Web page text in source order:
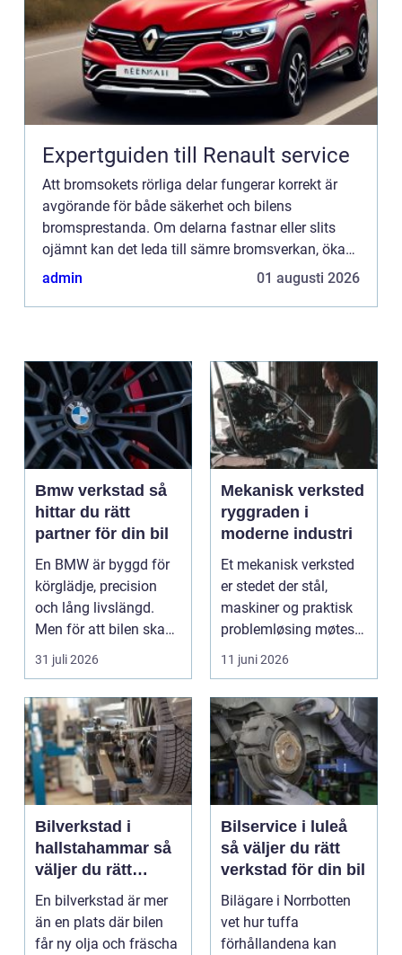
Expertguiden till Renault service
Att bromsokets rörliga delar fungerar korrekt är
avgörande för både säkerhet och bilens
bromsprestanda. Om delarna fastnar eller slits
ojämnt kan det leda till sämre bromsverkan, ökad
däckslitage och...
admin 01 augusti 2026
Bmw verkstad så
hittar du rätt
partner för din bil
En BMW är byggd för
körglädje, precision
och lång livslängd.
Men för att bilen ska
fortsätta leverer...
31 juli 2026
Mekanisk verksted
ryggraden i
moderne industri
Et mekanisk verksted
er stedet der stål,
maskiner og praktisk
problemløsing møtes.
Her blir ødelagte...
11 juni 2026
Bilverkstad i
hallstahammar så
väljer du rätt
verkstad för din bil
En bilverkstad är mer
än en plats där bilen
får ny olja och fräscha
Bilservice i luleå
så väljer du rätt
verkstad för din bil
Bilägare i Norrbotten
vet hur tuffa
förhållandena kan